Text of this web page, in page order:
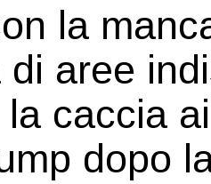
la
di aree
la caccia
dopo